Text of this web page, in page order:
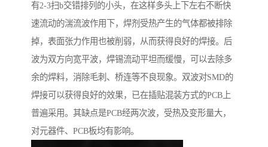
有2-3扫b交错排列的小头，在这样多头上下左右不断快
速流动的湍流波作用下，焊剂受热产生的气体都被排除
掉，表面张力作用也被削弱，从而获得良好的焊接。后
波为双方向宽平波，焊锡流动平坦而缓慢，可以去除多
余的焊料，消除毛刺、桥连等不良现象。双波对SMD的
焊接可以获得良好的效果，已在插贴混装方式的PCB上
普遍采用。其缺点是PCB经两次波，受热及变形量大，
对元器件、PCB板均有影响。